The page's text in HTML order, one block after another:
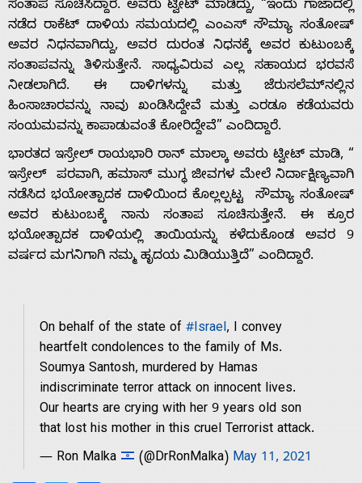
About
Us
Advertise
With
s
Contact
Us
ಸಂತಾಪ ಸೂಚಿಸಿದ್ದಾರೆ. ಅವರು ಟ್ವೀಟ್ ಮಾಡಿದ್ದು, “ಇಂದು ಗಾಜಾದಲ್ಲಿ
ನಡೆದ ರಾಕೆಟ್ ದಾಳಿಯ ಸಮಯದಲ್ಲಿ ಎಂಎಸ್ ಸೌಮ್ಯಾ ಸಂತೋಷ್
ಅವರ ನಿಧನವಾಗಿದ್ದು, ಅವರ ದುರಂತ ನಿಧನಕ್ಕೆ ಅವರ ಕುಟುಂಬಕ್ಕೆ
ಸಂತಾಪವನ್ನು ತಿಳಿಸುತ್ತೇನೆ. ಸಾಧ್ಯವಿರುವ ಎಲ್ಲ ಸಹಾಯದ ಭರವಸೆ
ನೀಡಲಾಗಿದೆ. ಈ ದಾಳಿಗಳನ್ನು ಮತ್ತು ಜೆರುಸಲೆಮ್‌ನಲ್ಲಿನ
ಹಿಂಸಾಚಾರವನ್ನು ನಾವು ಖಂಡಿಸಿದ್ದೇವೆ ಮತ್ತು ಎರಡೂ ಕಡೆಯವರು
ಸಂಯಮವನ್ನು ಕಾಪಾಡುವಂತೆ ಕೋರಿದ್ದೇವೆ” ಎಂದಿದ್ದಾರೆ.
ಭಾರತದ ಇಸ್ರೇಲ್ ರಾಯಭಾರಿ ರಾನ್ ಮಾಲ್ಕಾ ಅವರು ಟ್ವೀಟ್ ಮಾಡಿ, “
ಇಸ್ರೇಲ್ ಪರವಾಗಿ, ಹಮಾಸ್ ಮುಗ್ಧ ಜೀವಗಳ ಮೇಲೆ ನಿರ್ದಾಕ್ಷಿಣ್ಯವಾಗಿ
ನಡೆಸಿದ ಭಯೋತ್ಪಾದಕ ದಾಳಿಯಿಂದ ಕೊಲ್ಲಲ್ಪಟ್ಟ ಸೌಮ್ಯಾ ಸಂತೋಷ್
ಅವರ ಕುಟುಂಬಕ್ಕೆ ನಾನು ಸಂತಾಪ ಸೂಚಿಸುತ್ತೇನೆ. ಈ ಕ್ರೂರ
ಭಯೋತ್ಪಾದಕ ದಾಳಿಯಲ್ಲಿ ತಾಯಿಯನ್ನು ಕಳೆದುಕೊಂಡ ಅವರ 9
ವರ್ಷದ ಮಗನಿಗಾಗಿ ನಮ್ಮ ಹೃದಯ ಮಿಡಿಯುತ್ತಿದೆ” ಎಂದಿದ್ದಾರೆ.
On behalf of the state of#Israel, I convey
heartfelt condolences to the family of Ms.
Soumya Santosh, murdered by Hamas
indiscriminate terror attack on innocent lives.
Our hearts are crying with her 9 years old son
that lost his mother in this cruel Terrorist attack.
— Ron Malka
(@DrRonMalka) May 11, 2021